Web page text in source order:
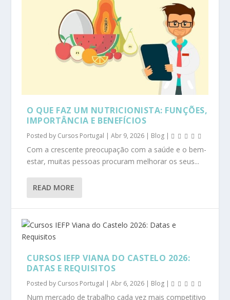
O QUE FAZ UM NUTRICIONISTA: FUNÇÕES,
IMPORTÂNCIA E BENEFÍCIOS
Posted by Cursos Portugal |Abr 9, 2026 | Blog |
Com a crescente preocupação com a saúde e o bem-
estar, muitas pessoas procuram melhorar os seus...
READ MORE
CURSOS IEFP VIANA DO CASTELO 2026:
DATAS E REQUISITOS
Posted by Cursos Portugal |Abr 6, 2026 | Blog |
Num mercado de trabalho cada vez mais competitivo